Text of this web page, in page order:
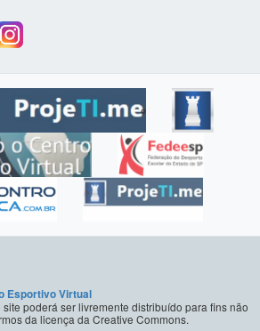
Esportivo Virtual
poderá ser livremente distribuído para fins não
da licença da Creative Commons.